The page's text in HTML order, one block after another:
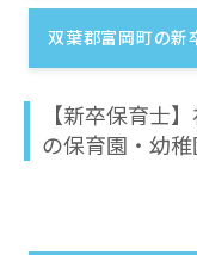
双葉郡富岡町の新
【新卒保育士
の保育園・幼